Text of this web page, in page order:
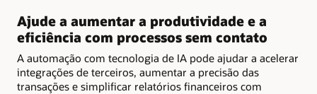
Ajude a aumentar a produtividade e a
eficiência com processos sem contato
A automação com tecnologia de IA pode ajudar a acelerar
integrações de terceiros, aumentar a precisão das
transações e simplificar relatórios financeiros com